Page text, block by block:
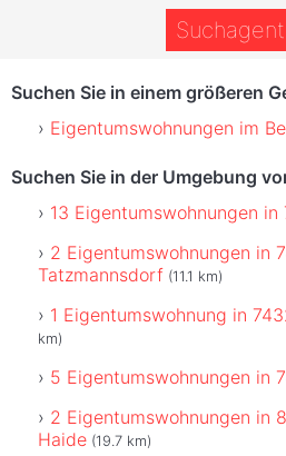
Suchagent
Suchen Sie in einem größeren
Eigentumswohnungen im
Suchen Sie in der Umgebung
13 Eigentumswohnungen
2 Eigentumswohnungen in
Tatzmannsdorf (11.1 km)
1 Eigentumswohnung in
km)
5 Eigentumswohnungen in
2 Eigentumswohnungen in
Haide (19.7 km)